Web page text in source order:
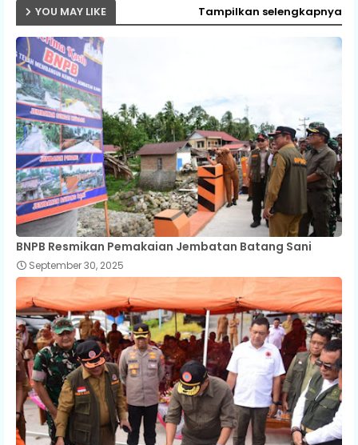
YOU MAY LIKE Tampilkan selengkapnya
BNPB Resmikan Pemakaian Jembatan Batang Sani
September 30, 2025